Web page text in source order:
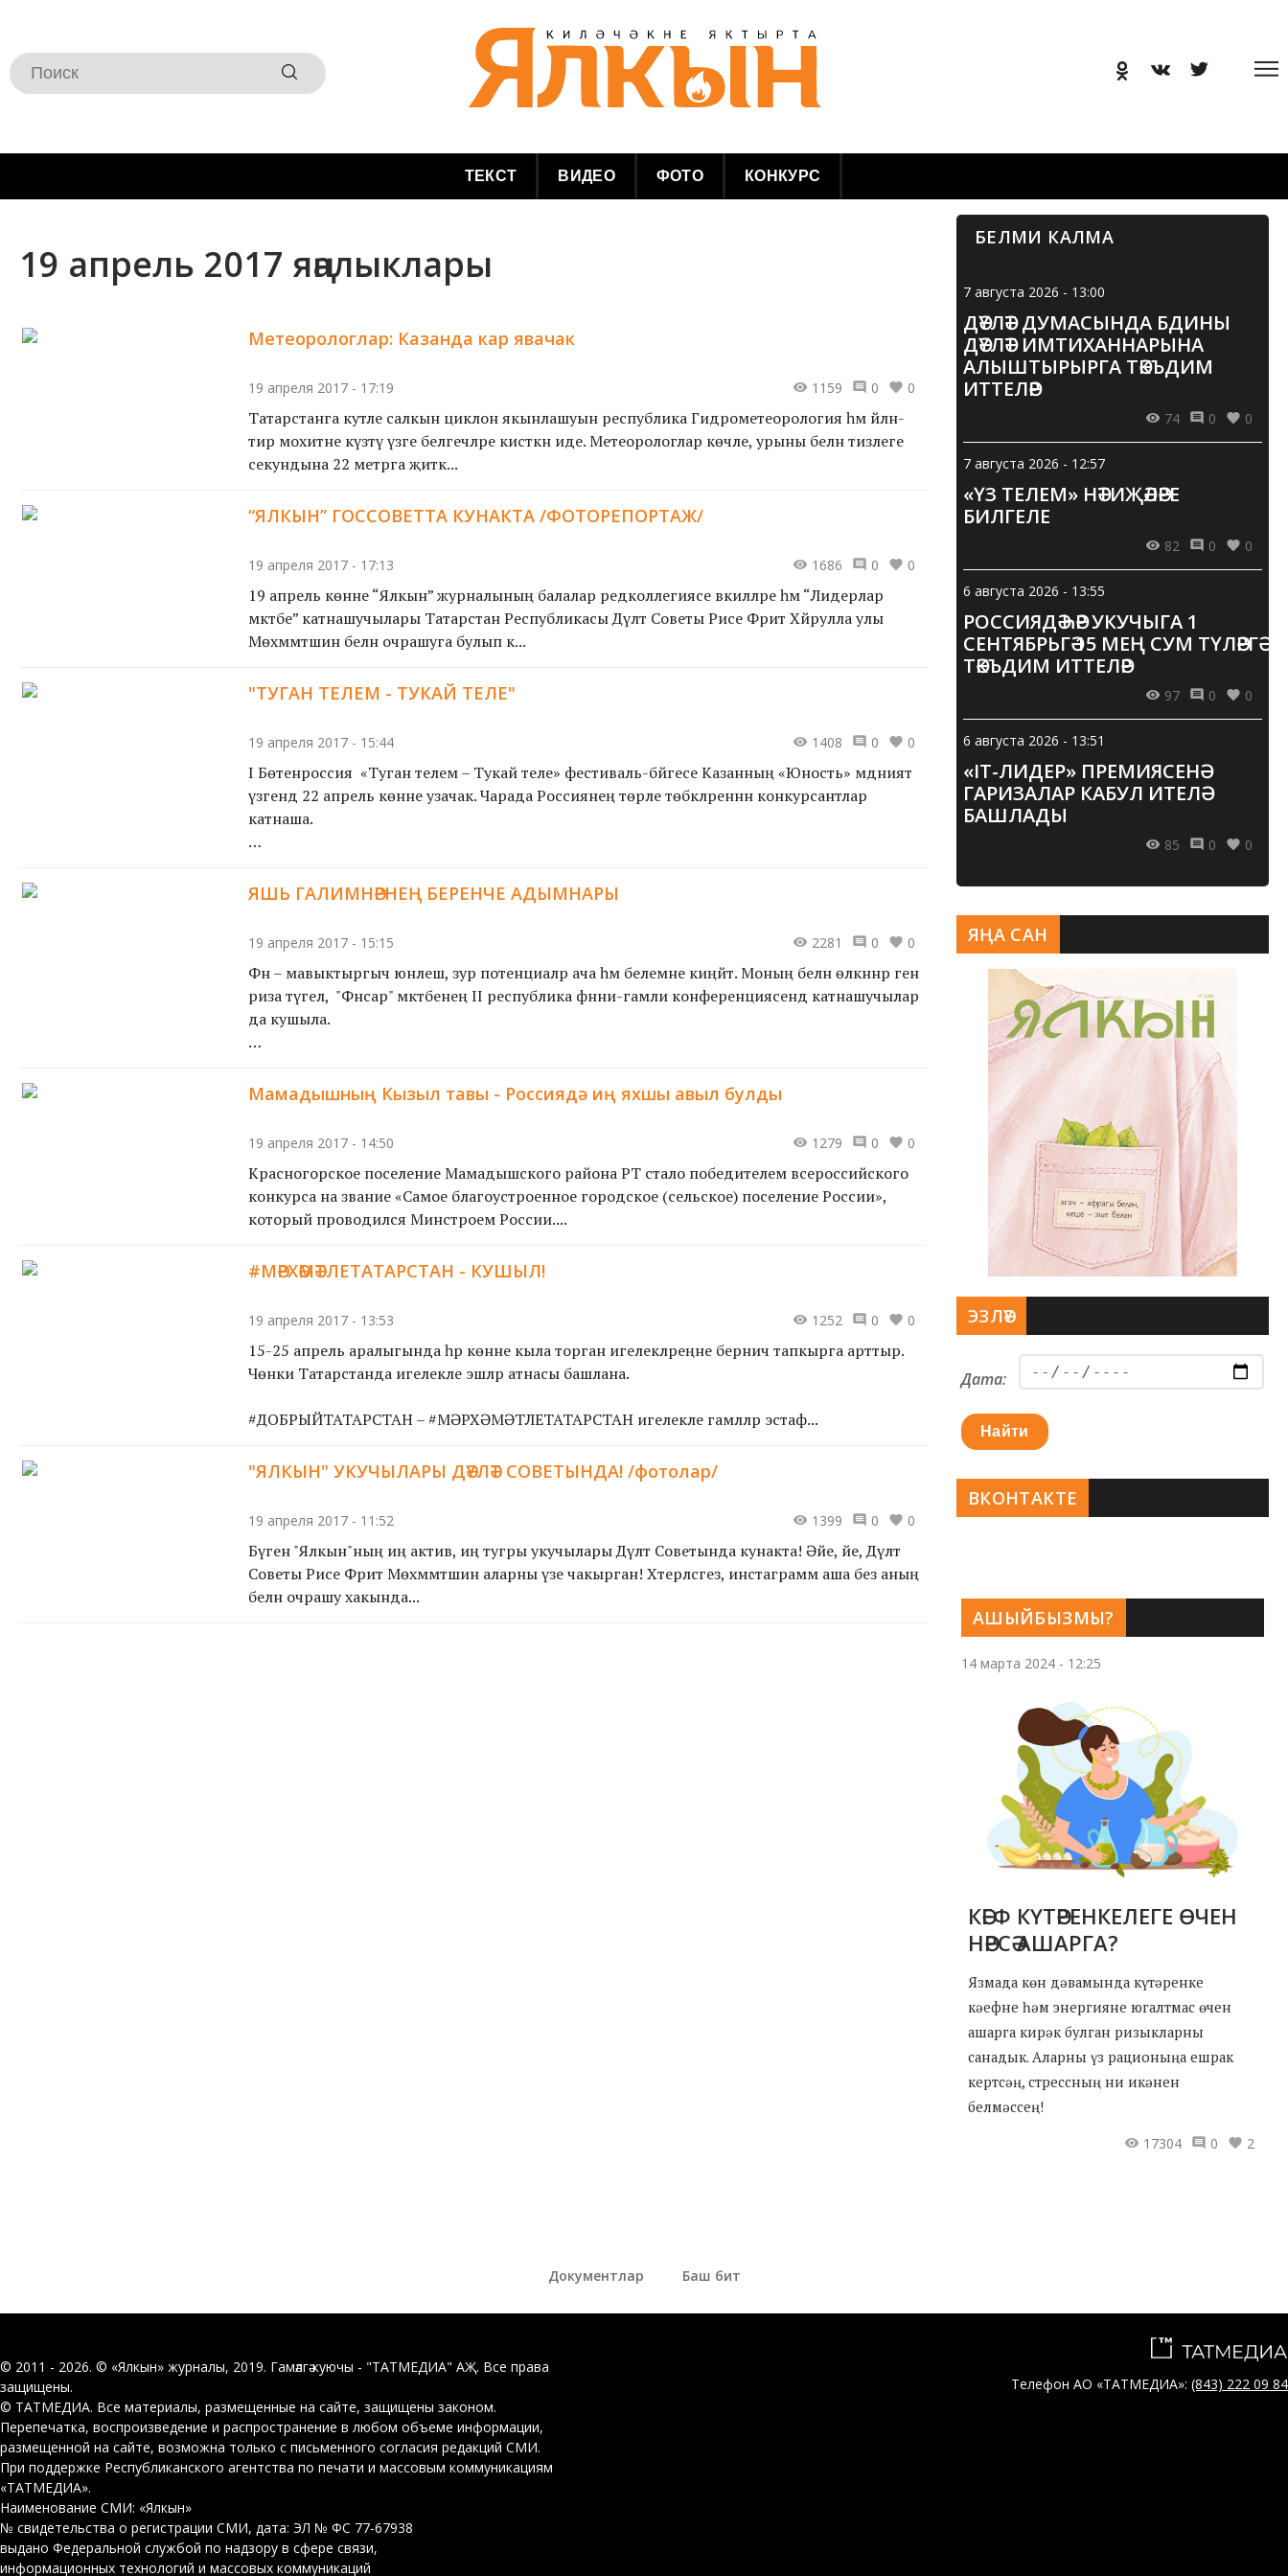
ТЕКСТ ВИДЕО ФОТО КОНКУРС
19 апрель 2017 яңалыклары
Метеорологлар: Казанда кар явачак
19 апреля 2017 - 17:19 1159 0 0
Татарстанга куәтле салкын циклон якынлашуын республика Гидрометеорология һәм әйләнә-
тирә мохитне күзәтү үзәге белгечләре кисәткән иде. Метеорологлар көчле, урыны белән тизлеге
секундына 22 метрга җитк...
“ЯЛКЫН” ГОССОВЕТТА КУНАКТА /ФОТОРЕПОРТАЖ/
19 апреля 2017 - 17:13 1686 0 0
19 апрель көнне “Ялкын” журналының балалар редколлегиясе вәкилләре һәм “Лидерлар
мәктәбе” катнашучылары Татарстан Республикасы Дәүләт Советы Рәисе Фәрит Хәйрулла улы
Мөхәммәтшин белән очрашуга булып к...
"ТУГАН ТЕЛЕМ - ТУКАЙ ТЕЛЕ"
19 апреля 2017 - 15:44 1408 0 0
I Бөтенроссия «Туган телем – Тукай теле» фестиваль-бәйгесе Казанның «Юность» мәдәният
үзәгендә 22 апрель көнне узачак. Чарада Россиянең төрле төбәкләреннән конкурсантлар
катнаша.
ЯШЬ ГАЛИМНӘРНЕҢ БЕРЕНЧЕ АДЫМНАРЫ
19 апреля 2017 - 15:15 2281 0 0
Фән – мавыктыргыч юнәлеш, зур потенциаләр ача һәм белемне киңәйтә. Моның белән өлкәннәр генә
риза түгел, ә "Фәнсар" мәктәбенең II республика фәнни-гамәли конференциясендә катнашучылар
да кушыла.
Мамадышның Кызыл тавы - Россиядә иң яхшы авыл булды
19 апреля 2017 - 14:50 1279 0 0
Красногорское поселение Мамадышского района РТ стало победителем всероссийского
конкурса на звание «Самое благоустроенное городское (сельское) поселение России»,
который проводился Минстроем России....
#МӘРХӘМӘТЛЕТАТАРСТАН - КУШЫЛ!
19 апреля 2017 - 13:53 1252 0 0
15-25 апрель аралыгында һәр көнне кыла торган игелекләреңне берничә тапкырга арттыр.
Чөнки Татарстанда игелекле эшләр атнасы башлана.
#ДОБРЫЙТАТАРСТАН – #МӘРХӘМӘТЛЕТАТАРСТАН игелекле гамәлләр эстаф...
"ЯЛКЫН" УКУЧЫЛАРЫ ДӘҮЛӘТ СОВЕТЫНДА! /фотолар/
19 апреля 2017 - 11:52 1399 0 0
Бүген "Ялкын"ның иң актив, иң тугры укучылары Дәүләт Советында кунакта! Әйе, әйе, Дәүләт
Советы Рәисе Фәрит Мөхәммәтшин аларны үзе чакырган! Хәтерләсәгез, инстаграмм аша без аның
белән очрашу хакында...
БЕЛМИ КАЛМА
7 августа 2026 - 13:00
ДӘҮЛӘТ ДУМАСЫНДА БДИНЫ
ДӘҮЛӘТ ИМТИХАННАРЫНА
АЛЫШТЫРЫРГА ТӘКЪДИМ
ИТТЕЛӘР
74 0 0
7 августа 2026 - 12:57
«ҮЗ ТЕЛЕМ» НӘТИҖӘЛӘРЕ
БИЛГЕЛЕ
82 0 0
6 августа 2026 - 13:55
РОССИЯДӘ ҺӘР УКУЧЫГА 1
СЕНТЯБРЬГӘ 15 МЕҢ СУМ ТҮЛӘРГӘ
ТӘКЪДИМ ИТТЕЛӘР
97 0 0
6 августа 2026 - 13:51
«IT-ЛИДЕР» ПРЕМИЯСЕНӘ
ГАРИЗАЛАР КАБУЛ ИТЕЛӘ
БАШЛАДЫ
85 0 0
АШЫЙБЫЗМЫ?
14 марта 2024 - 12:25
КӘЕФ КҮТӘРЕНКЕЛЕГЕ ӨЧЕН
НӘРСӘ АШАРГА?
Язмада көн дәвамында күтәренке
кәефне һәм энергияне югалтмас өчен
ашарга кирәк булган ризыкларны
санадык. Аларны үз рационыңа ешрак
кертсәң, стрессның ни икәнен
белмәссең!
17304
0 2
ЯҢА САН
ЭЗЛӘҮ
Дата:
Найти
ВКОНТАКТЕ
Документлар Баш бит
© 2011 - 2026. © «Ялкын» журналы, 2019. Гамәлгә куючы - "ТАТМЕДИА" АҖ. Все права
защищены.
© ТАТМЕДИА. Все материалы, размещенные на сайте, защищены законом.
Перепечатка, воспроизведение и распространение в любом объеме информации,
размещенной на сайте, возможна только с письменного согласия редакций СМИ.
При поддержке Республиканского агентства по печати и массовым коммуникациям
«ТАТМЕДИА».
Наименование СМИ: «Ялкын»
№ свидетельства о регистрации СМИ, дата: ЭЛ № ФС 77-67938
выдано Федеральной службой по надзору в сфере связи,
информационных технологий и массовых коммуникаций
Телефон АО «ТАТМЕДИА»: (843) 222 09 84